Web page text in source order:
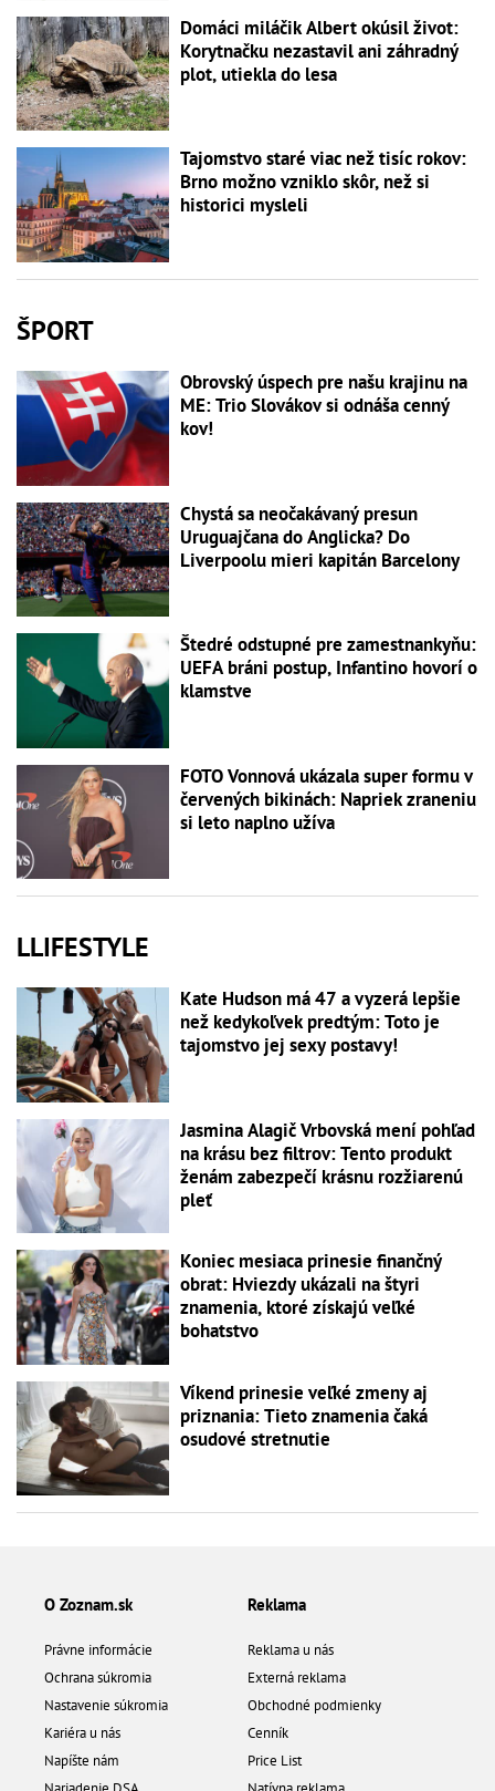
Domáci miláčik Albert okúsil život:
Korytnačku nezastavil ani záhradný
plot, utiekla do lesa
Tajomstvo staré viac než tisíc rokov:
Brno možno vzniklo skôr, než si
historici mysleli
ŠPORT
Obrovský úspech pre našu krajinu na
ME: Trio Slovákov si odnáša cenný
kov!
Chystá sa neočakávaný presun
Uruguajčana do Anglicka? Do
Liverpoolu mieri kapitán Barcelony
Štedré odstupné pre zamestnankyňu:
UEFA bráni postup, Infantino hovorí o
klamstve
FOTO Vonnová ukázala super formu v
červených bikinách: Napriek zraneniu
si leto naplno užíva
LLIFESTYLE
Kate Hudson má 47 a vyzerá lepšie
než kedykoľvek predtým: Toto je
tajomstvo jej sexy postavy!
Jasmina Alagič Vrbovská mení pohľad
na krásu bez filtrov: Tento produkt
ženám zabezpečí krásnu rozžiarenú
pleť
Koniec mesiaca prinesie finančný
obrat: Hviezdy ukázali na štyri
znamenia, ktoré získajú veľké
bohatstvo
Víkend prinesie veľké zmeny aj
priznania: Tieto znamenia čaká
osudové stretnutie
O Zoznam.sk
Právne informácie
Ochrana súkromia
Nastavenie súkromia
Kariéra u nás
Napíšte nám
Reklama
Reklama u nás
Externá reklama
Obchodné podmienky
Cenník
Price List